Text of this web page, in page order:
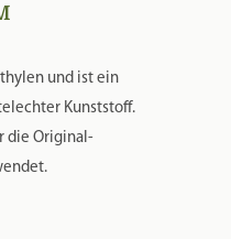
und ist ein
Kunststoff.
die Original-